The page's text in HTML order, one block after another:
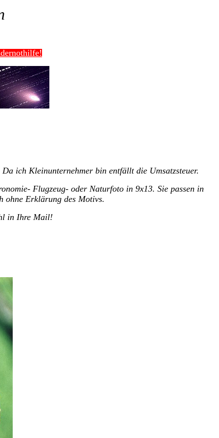
Da ich Kleinunternehmer bin entfällt die Umsatzsteuer.
Flugzeug- oder Naturfoto in 9x13. Sie passen in
ohne Erklärung des Motivs.
in Ihre Mail!